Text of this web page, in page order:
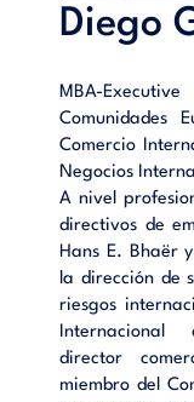
Diego
MBA-
Comunidades
Comercio
Negocios
A nivel
directivos de
Hans E. Bhaër
la dirección de
riesgos
Internacional
director
miembro del